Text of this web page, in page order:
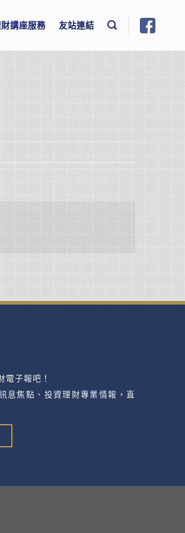
講座服務 友站連結
電子報吧！
息焦點、投資理財專業情報，直